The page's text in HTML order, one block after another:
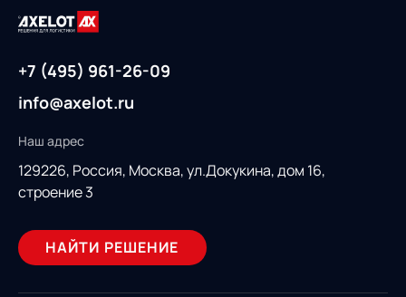
+7 (495) 961-26-09
info@axelot.ru
Наш адрес
129226, Россия, Москва, ул.Докукина, дом 16,
строение 3
НАЙТИ РЕШЕНИЕ